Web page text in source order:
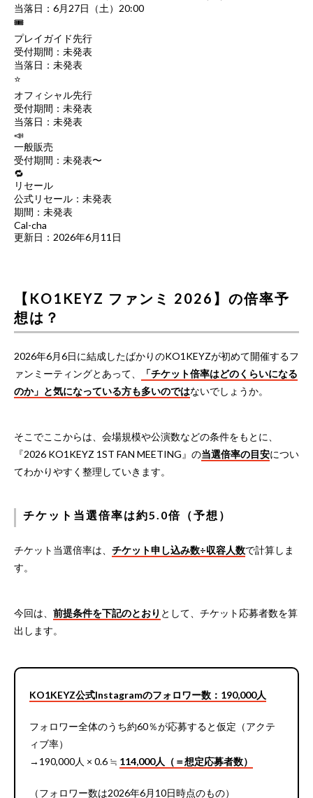
当落日：6月27日（土）20:00
🎟
プレイガイド先行
受付期間：未発表
当落日：未発表
⭐
オフィシャル先行
受付期間：未発表
当落日：未発表
📣
一般販売
受付期間：未発表〜
🔁
リセール
公式リセール：未発表
期間：未発表
Cal-cha
更新日：2026年6月11日
【KO1KEYZ ファンミ 2026】の倍率予
想は？
2026年6月6日に結成したばかりのKO1KEYZが初めて開催するフ
ァンミーティングとあって、
「チケット倍率はどのくらいになる
のか」と気になっている方も多いのではないでしょうか。
そこでここからは、会場規模や公演数などの条件をもとに、
『2026 KO1KEYZ 1ST FAN MEETING』の当選倍率の目安につい
てわかりやすく整理していきます。
チケット当選倍率は約5.0倍（予想）
チケット当選倍率は、 チケット申し込み数÷収容人数で計算しま
す。
今回は、 前提条件を下記のとおり として、チケット応募者数を算
出します。
KO1KEYZ公式Instagramのフォロワー数：190,000人
フォロワー全体のうち約60％が応募すると仮定（アクテ
ィブ率）
→190,000人 × 0.6 ≒ 114,000人（＝想定応募者数）
（フォロワー数は2026年6月10日時点のもの）